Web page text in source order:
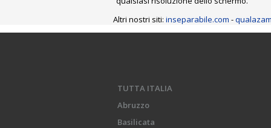
Altri nostri siti: inseparabile.com -
TUTTA ITALIA
Abruzzo
Basilicata